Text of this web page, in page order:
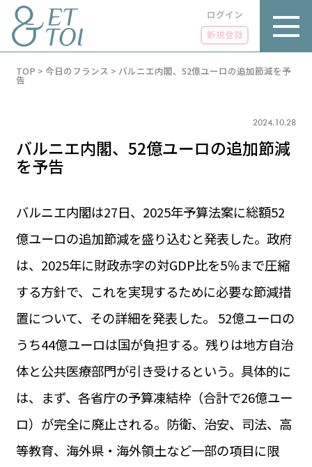
ログイン
新規登録
LUXE
グルメ
LIFE STYLE
BUSINESS
ビジネス・キャリア
INFOS PRATIQUES
TAG
タグ
#パリ
#お土産 #トリビア
#データで読み解くフランス
PARIS 14℃ / 12℃
FR 18:03 ／ JP 01:03
1€＝182.02円
お問い合わせ
運営会社
サイトポリシー
TOP > 今日のフランス > バルニエ内閣、52億ユーロの追加節減を予
告
2024.10.28
バルニエ内閣、52億ユーロの追加節減
を予告
バルニエ内閣は27日、2025年予算法案に総額52
億ユーロの追加節減を盛り込むと発表した。政府
は、2025年に財政赤字の対GDP比を5％まで圧縮
する方針で、これを実現するために必要な節減措
置について、その詳細を発表した。 52億ユーロの
うち44億ユーロは国が負担する。残りは地方自治
体と公共医療部門が引き受けるという。具体的に
は、まず、各省庁の予算凍結枠（合計で26億ユー
ロ）が完全に廃止される。防衛、治安、司法、高
等教育、海外県・海外領土など一部の項目に限